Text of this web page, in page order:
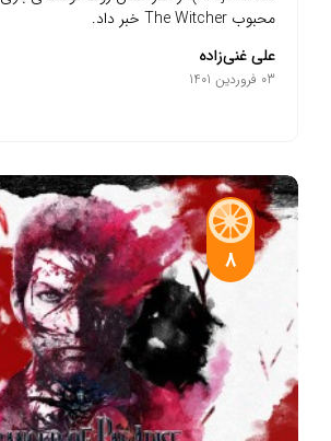
محبوب The Witcher خبر داد.
علی غنی‌زاده
03 فروردین 1401
8